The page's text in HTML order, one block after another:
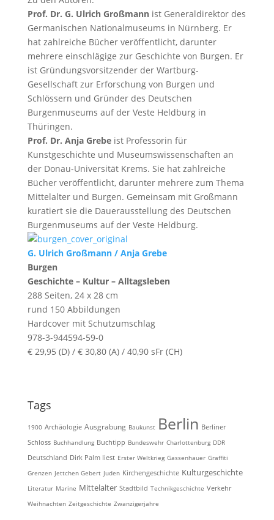
Prof. Dr. G. Ulrich Großmannist Generaldirektor des
Germanischen Nationalmuseums in Nürnberg. Er
hat zahlreiche Bücher veröffentlicht, darunter
mehrere einschlägige zur Geschichte von Burgen. Er
ist Gründungsvorsitzender der Wartburg-
Gesellschaft zur Erforschung von Burgen und
Schlössern und Gründer des Deutschen
Burgenmuseums auf der Veste Heldburg in
Thüringen.
Prof. Dr. Anja Grebeist Professorin für
Kunstgeschichte und Museumswissenschaften an
der Donau-Universität Krems. Sie hat zahlreiche
Bücher veröffentlicht, darunter mehrere zum Thema
Mittelalter und Burgen. Gemeinsam mit Großmann
kuratiert sie die Dauerausstellung des Deutschen
Burgenmuseums auf der Veste Heldburg.
G. Ulrich Großmann / Anja Grebe
Burgen
Geschichte – Kultur – Alltagsleben
288 Seiten, 24 x 28 cm
rund 150 Abbildungen
Hardcover mit Schutzumschlag
978-3-944594-59-0
€ 29,95 (D) / € 30,80 (A) / 40,90 sFr (CH)
Tags
1900 Archäologie Ausgrabung Baukunst Berlin Berliner
Schloss Buchhandlung Buchtipp Bundeswehr Charlottenburg DDR
Deutschland Dirk Palm liest Erster Weltkrieg Gassenhauer Graffiti
Grenzen Jettchen Gebert Juden Kirchengeschichte Kulturgeschichte
Literatur Marine Mittelalter Stadtbild Technikgeschichte Verkehr
Weihnachten Zeitgeschichte Zwanzigerjahre